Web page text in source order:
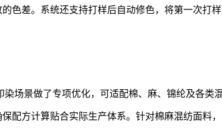
色差。系统还支持打样后自动修色，将第一次打
染场景做了专项优化，可适配棉、麻、锦纶及各
配方计算贴合实际生产体系。针对棉麻混纺面料